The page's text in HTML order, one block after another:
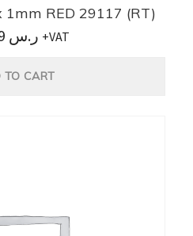
1mm RED 29117 (RT)
ر.س +VAT
TO CART